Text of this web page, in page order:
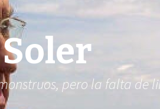
pero la falta de